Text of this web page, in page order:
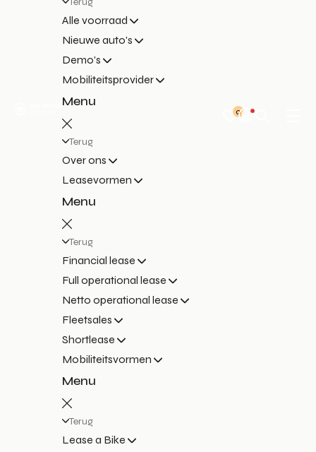
Alle voorraad
Nieuwe auto's
Demo's
Mobiliteitsprovider
Menu
Terug
Over ons
Leasevormen
Menu
Terug
Financial lease
Full operational lease
Netto operational lease
Fleetsales
Shortlease
Mobiliteitsvormen
Menu
Terug
Lease a Bike
0